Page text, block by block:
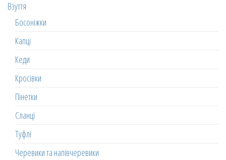
Взуття
Босоніжки
Капці
Кеди
Кросівки
Пінетки
Сланці
Туфлі
Черевики та напівчеревики